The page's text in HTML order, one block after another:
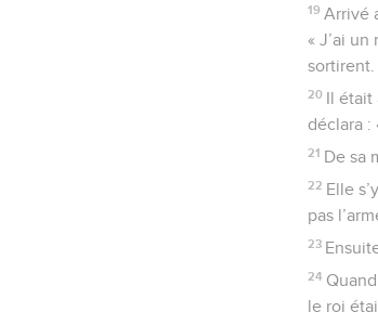
19 Arrivé
« J’ai
sortirent.
20 Il était
déclara :
21 De sa
22 Elle
pas
23
24
le roi